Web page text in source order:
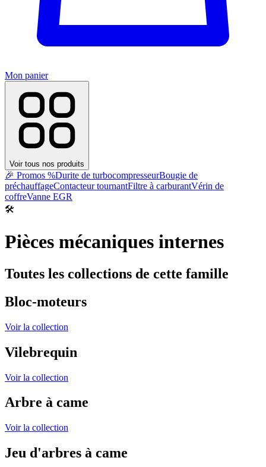
Mon panier
Voir tous nos produits
🎉 Promos %Durite de turbocompresseurBougie de
préchauffageContacteur tournantFiltre à carburantVérin de
coffreVanne EGR
🛠️
Pièces mécaniques internes
Toutes les collections de cette famille
Bloc-moteurs
Voir la collection
Vilebrequin
Voir la collection
Arbre à came
Voir la collection
Jeu d'arbres à came